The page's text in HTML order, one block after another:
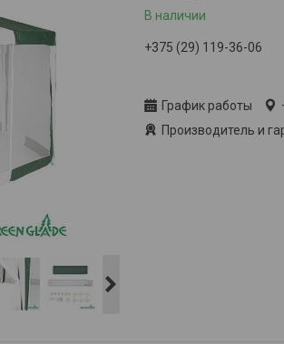
В наличии
+375 (29) 119-36-06
График работы
Производитель и